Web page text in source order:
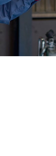
許認可等
購買基本方針